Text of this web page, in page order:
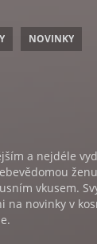
NOVINKY
a nejdéle
vkusem.
novinky v